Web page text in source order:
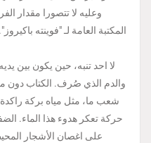
وعليه لا تتصورا مقدار
المكتبة العامة لـ "فوينته
لا احد تنبه، حين يكون بين
والدم الذي صُرف. الكتاب دون
شعب ما، مثل مياه بركة
حركة تعكر هدوء هذا الماء.
على اغصان الأشجار